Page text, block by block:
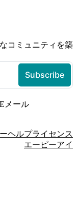
コミュニティを築
メール
ヘルプライセンス
エーピーアイ